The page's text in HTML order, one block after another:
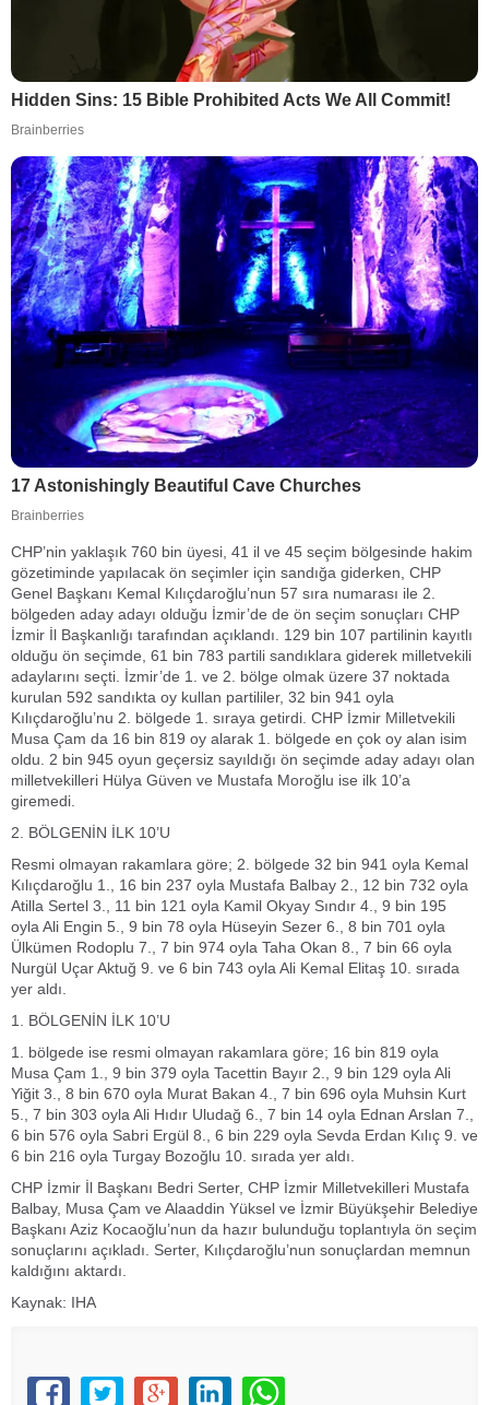
CHP’nin yaklaşık 760 bin üyesi, 41 il ve 45 seçim bölgesinde hakim
gözetiminde yapılacak ön seçimler için sandığa giderken, CHP
Genel Başkanı Kemal Kılıçdaroğlu’nun 57 sıra numarası ile 2.
bölgeden aday adayı olduğu İzmir’de de ön seçim sonuçları CHP
İzmir İl Başkanlığı tarafından açıklandı. 129 bin 107 partilinin kayıtlı
olduğu ön seçimde, 61 bin 783 partili sandıklara giderek milletvekili
adaylarını seçti. İzmir’de 1. ve 2. bölge olmak üzere 37 noktada
kurulan 592 sandıkta oy kullan partililer, 32 bin 941 oyla
Kılıçdaroğlu’nu 2. bölgede 1. sıraya getirdi. CHP İzmir Milletvekili
Musa Çam da 16 bin 819 oy alarak 1. bölgede en çok oy alan isim
oldu. 2 bin 945 oyun geçersiz sayıldığı ön seçimde aday adayı olan
milletvekilleri Hülya Güven ve Mustafa Moroğlu ise ilk 10’a
giremedi.
2. BÖLGENİN İLK 10’U
Resmi olmayan rakamlara göre; 2. bölgede 32 bin 941 oyla Kemal
Kılıçdaroğlu 1., 16 bin 237 oyla Mustafa Balbay 2., 12 bin 732 oyla
Atilla Sertel 3., 11 bin 121 oyla Kamil Okyay Sındır 4., 9 bin 195
oyla Ali Engin 5., 9 bin 78 oyla Hüseyin Sezer 6., 8 bin 701 oyla
Ülkümen Rodoplu 7., 7 bin 974 oyla Taha Okan 8., 7 bin 66 oyla
Nurgül Uçar Aktuğ 9. ve 6 bin 743 oyla Ali Kemal Elitaş 10. sırada
yer aldı.
1. BÖLGENİN İLK 10’U
1. bölgede ise resmi olmayan rakamlara göre; 16 bin 819 oyla
Musa Çam 1., 9 bin 379 oyla Tacettin Bayır 2., 9 bin 129 oyla Ali
Yiğit 3., 8 bin 670 oyla Murat Bakan 4., 7 bin 696 oyla Muhsin Kurt
5., 7 bin 303 oyla Ali Hıdır Uludağ 6., 7 bin 14 oyla Ednan Arslan 7.,
6 bin 576 oyla Sabri Ergül 8., 6 bin 229 oyla Sevda Erdan Kılıç 9. ve
6 bin 216 oyla Turgay Bozoğlu 10. sırada yer aldı.
CHP İzmir İl Başkanı Bedri Serter, CHP İzmir Milletvekilleri Mustafa
Balbay, Musa Çam ve Alaaddin Yüksel ve İzmir Büyükşehir Belediye
Başkanı Aziz Kocaoğlu’nun da hazır bulunduğu toplantıyla ön seçim
sonuçlarını açıkladı. Serter, Kılıçdaroğlu’nun sonuçlardan memnun
kaldığını aktardı.
Kaynak: IHA